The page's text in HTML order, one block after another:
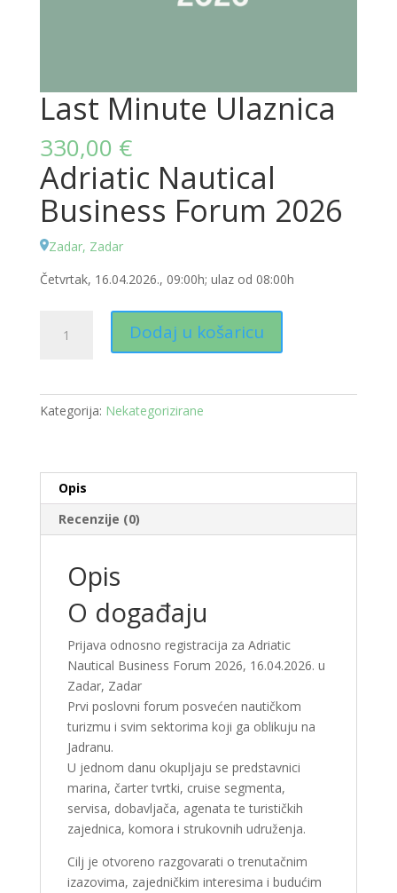
Last Minute Ulaznica
330,00 €
Adriatic Nautical
Business Forum 2026
Zadar, Zadar
Četvrtak, 16.04.2026., 09:00h; ulaz od 08:00h
Minute
Dodaj u košaricu
Kategorija: Nekategorizirane
Opis
Recenzije (0)
Opis
O događaju
Prijava odnosno registracija za Adriatic
Nautical Business Forum 2026, 16.04.2026. u
Zadar, Zadar
Prvi poslovni forum posvećen nautičkom
turizmu i svim sektorima koji ga oblikuju na
Jadranu.
U jednom danu okupljaju se predstavnici
marina, čarter tvrtki, cruise segmenta,
servisa, dobavljača, agenata te turističkih
zajednica, komora i strukovnih udruženja.
Cilj je otvoreno razgovarati o trenutačnim
izazovima, zajedničkim interesima i budućim